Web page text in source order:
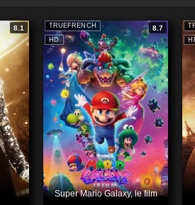
8.1
HD
TRUEFRENCH 8.7
Super Mario Galaxy, le film